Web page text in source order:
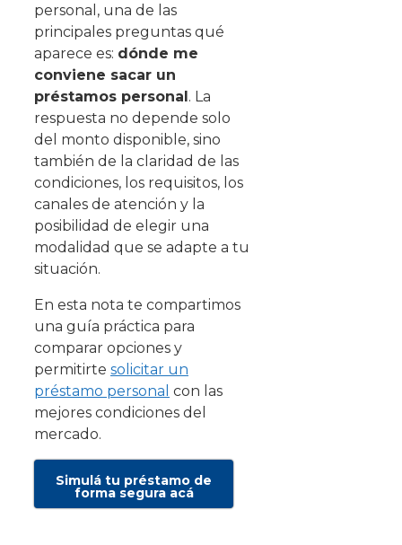
personal, una de las
principales preguntas qué
aparece es: dónde me
conviene sacar un
préstamos personal. La
respuesta no depende solo
del monto disponible, sino
también de la claridad de las
condiciones, los requisitos, los
canales de atención y la
posibilidad de elegir una
modalidad que se adapte a tu
situación.
En esta nota te compartimos
una guía práctica para
comparar opciones y
permitirte solicitar un
préstamo personal con las
mejores condiciones del
mercado.
Simulá tu préstamo de
forma segura acá